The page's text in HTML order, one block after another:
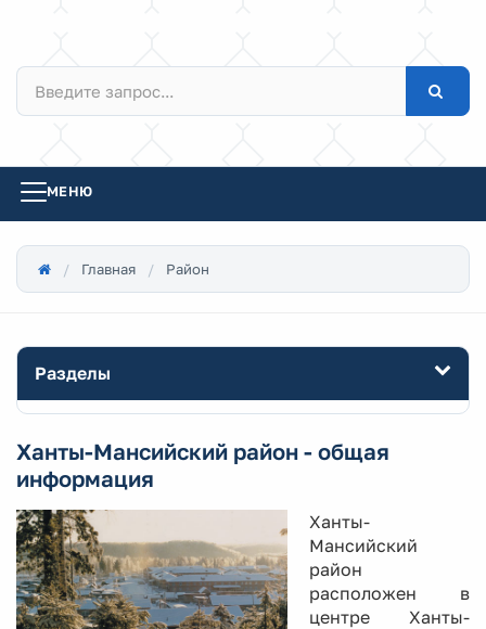
МЕНЮ
Главная Район
Разделы
Ханты-Мансийский район - общая
информация
Ханты-
Мансийский
район
расположен в
центре Ханты-